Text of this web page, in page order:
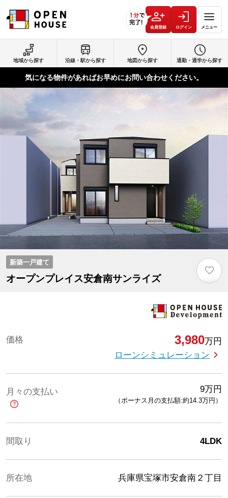
会員登録 ログイン メニュー
地域から探す 沿線・駅から探す 地図から探す 通勤・通学から探す
気になる物件があればお早めにお問い合わせください。
新築一戸建て
オープンプレイス安倉南サンライズ
♡
価格 3,980万円
ローンシミュレーション
月々の支払い 9万円
（ボーナス月の支払額:約14.3万円 ）
間取り 4LDK
所在地 兵庫県宝塚市安倉南２丁目